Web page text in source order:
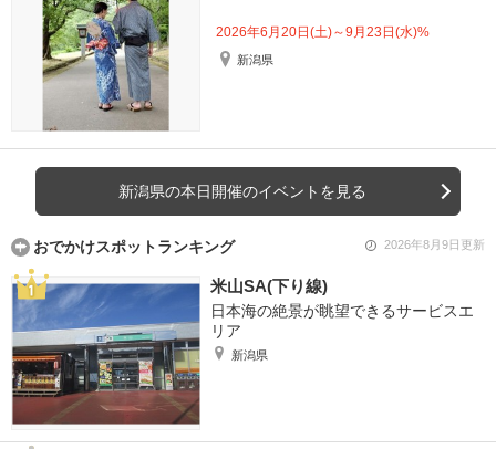
2026年6月20日(土)～9月23日(水)%
新潟県
新潟県の本日開催のイベントを見る
おでかけスポットランキング 2026年8月9日更新
米山SA(下り線)
日本海の絶景が眺望できるサービスエ
リア
新潟県